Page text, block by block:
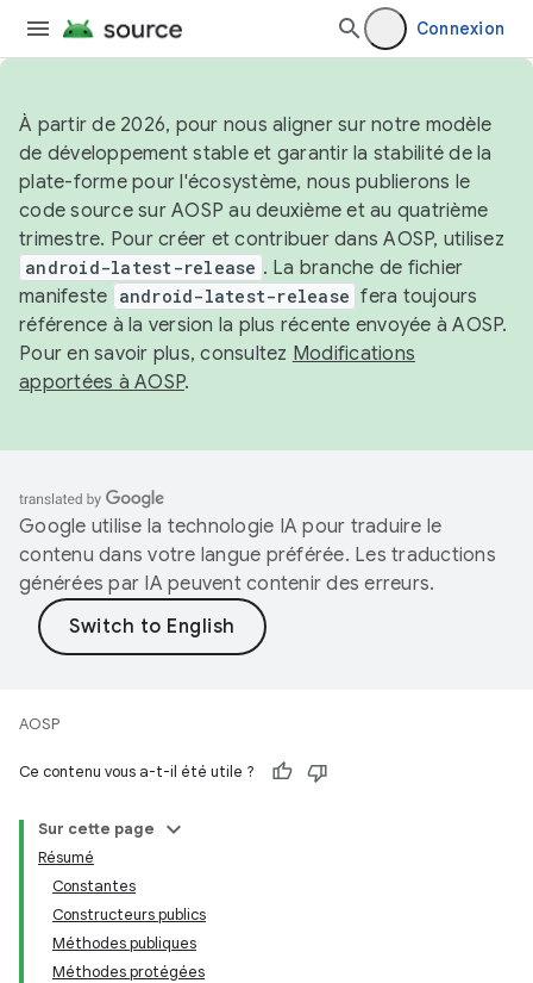
Connexion
À partir de 2026, pour nous aligner sur notre modèle
de développement stable et garantir la stabilité de la
plate-forme pour l'écosystème, nous publierons le
code source sur AOSP au deuxième et au quatrième
trimestre. Pour créer et contribuer dans AOSP, utilisez
android-latest-release . La branche de fichier
manifeste android-latest-release fera toujours
référence à la version la plus récente envoyée à AOSP.
Pour en savoir plus, consultez Modifications
apportées à AOSP.
Google utilise la technologie IA pour traduire le
contenu dans votre langue préférée. Les traductions
générées par IA peuvent contenir des erreurs.
AOSP
Ce contenu vous a-t-il été utile ?
Sur cette page
Résumé
Constantes
Constructeurs publics
Méthodes publiques
Méthodes protégées